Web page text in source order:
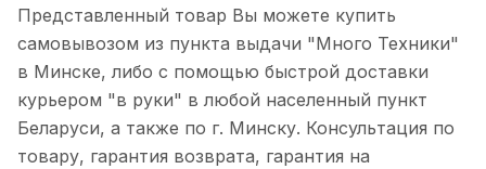
Представленный товар Вы можете купить
самовывозом из пункта выдачи "Много Техники"
в Минске, либо с помощью быстрой доставки
курьером "в руки" в любой населенный пункт
Беларуси, а также по г. Минску. Консультация по
товару, гарантия возврата, гарантия на